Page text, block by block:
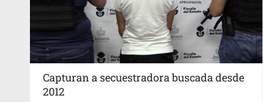
Capturan a secuestradora buscada desde
2012